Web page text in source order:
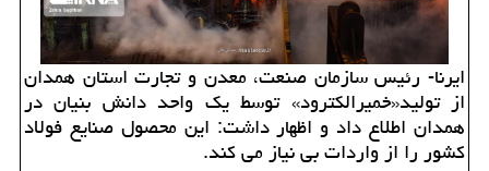
ایرنا- رئیس سازمان صنعت، معدن و تجارت استان همدان
از تولید«خمیرالکترود» توسط یک واحد دانش بنیان در
همدان اطلاع داد و اظهار داشت: این محصول صنایع فولاد
کشور را از واردات بی نیاز می کند.